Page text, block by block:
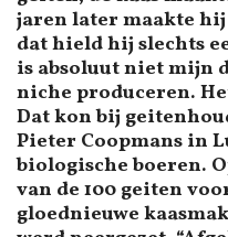
jaren later maakte
dat hield hij slechts
is absoluut niet mijn
niche produceren.
Dat kon bij
Pieter Coopmans in
biologische boeren.
van de 100 geiten
gloednieuwe